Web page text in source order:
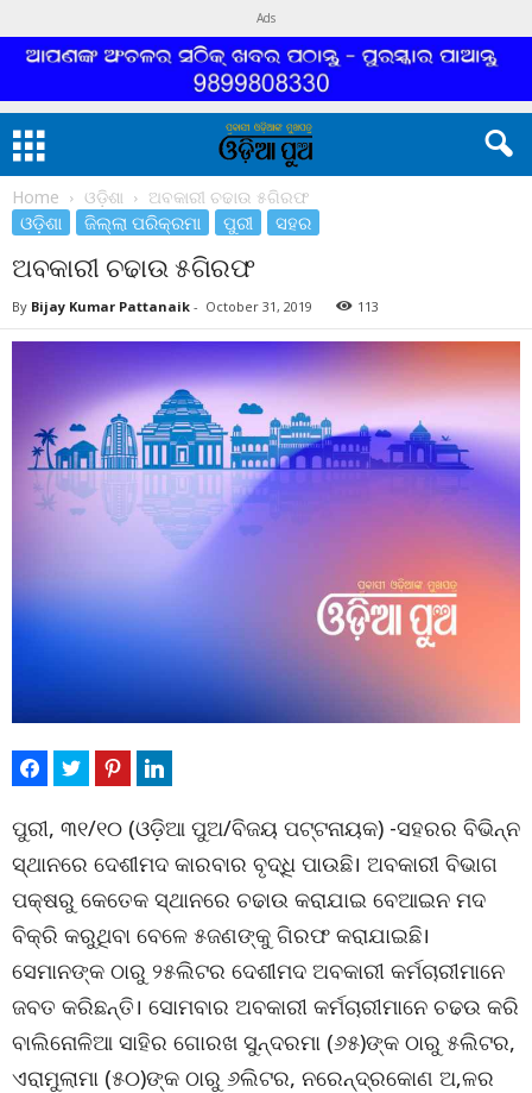
Ads
Home ଓଡ଼ିଶା ଅବକାରୀ ଚଢାଉ ୫ଗିରଫ
ଓଡ଼ିଶା ଜିଲ୍ଲା ପରିକ୍ରମା ପୁରୀ ସହର
ଅବକାରୀ ଚଢାଉ ୫ଗିରଫ
By Bijay Kumar Pattanaik - October 31, 2019 113
ପୁରୀ, ୩୧/୧୦ (ଓଡ଼ିଆ ପୁଅ/ବିଜୟ ପଟ୍ଟନାୟକ) -ସହରର ବିଭିନ୍ନ
ସ୍ଥାନରେ ଦେଶୀମଦ କାରବାର ବୃଦ୍ଧି ପାଉଛି। ଅବକାରୀ ବିଭାଗ
ପକ୍ଷରୁ କେତେକ ସ୍ଥାନରେ ଚଢାଉ କରାଯାଇ ବେଆଇନ ମଦ
ବିକ୍ରି କରୁଥିବା ବେଳେ ୫ଜଣଙ୍କୁ ଗିରଫ କରାଯାଇଛି।
ସେମାନଙ୍କ ଠାରୁ ୨୫ଲିଟର ଦେଶୀମଦ ଅବକାରୀ କର୍ମଚାରୀମାନେ
ଜବତ କରିଛନ୍ତି। ସୋମବାର ଅବକାରୀ କର୍ମଚାରୀମାନେ ଚଢଉ କରି
ବାଲିନୋଳିଆ ସାହିର ଗୋରଖ ସୁନ୍ଦରମା (୬୫)ଙ୍କ ଠାରୁ ୫ଲିଟର,
ଏରାମୁଲାମା (୫୦)ଙ୍କ ଠାରୁ ୬ଲିଟର, ନରେନ୍ଦ୍ରକୋଣ ଅ‚ଳର